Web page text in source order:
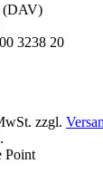
(DAV)
3238 20
zzgl.
Point